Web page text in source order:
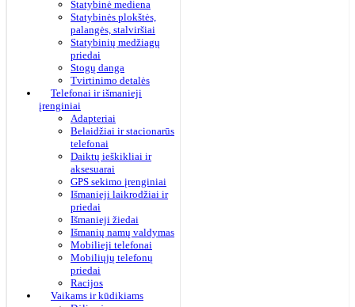
Statybinė mediena
Statybinės plokštės,
palangės, stalviršiai
Statybinių medžiagų
priedai
Stogų danga
Tvirtinimo detalės
Telefonai ir išmanieji
įrenginiai
Adapteriai
Belaidžiai ir stacionarūs
telefonai
Daiktų ieškikliai ir
aksesuarai
GPS sekimo įrenginiai
Išmanieji laikrodžiai ir
priedai
Išmanieji žiedai
Išmanių namų valdymas
Mobilieji telefonai
Mobiliųjų telefonų
priedai
Racijos
Vaikams ir kūdikiams